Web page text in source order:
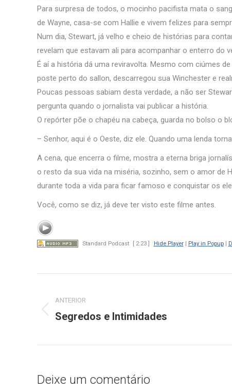
Para surpresa de todos, o mocinho pacifista mata o
de Wayne, casa-se com Hallie e vivem felizes para
Num dia, Stewart, já velho e cheio de histórias para
revelam que estavam ali para acompanhar o enterro do
É aí a história dá uma reviravolta. Mesmo com ciúmes
poste perto do sallon, descarregou sua Winchester e
Poucas pessoas sabiam desta verdade, a não ser
pergunta quando o jornalista vai publicar a história.
O repórter põe o chapéu na cabeça, guarda no bolso o
– Senhor, aqui é o Oeste, diz ele. Quando uma lenda
A cena, que encerra o filme, mostra a eterna briga
o resto da sua vida na miséria, sozinho, sem o amor de
durante toda a vida para ficar famoso e conquistar os
Você, como se diz, já deve ter visto este filme antes.
Standard Podcast [ 2:23 ] Hide Player| Play in Popup|
deANTERIOR
Post
Segredos e Intimidades
Deixe um comentário